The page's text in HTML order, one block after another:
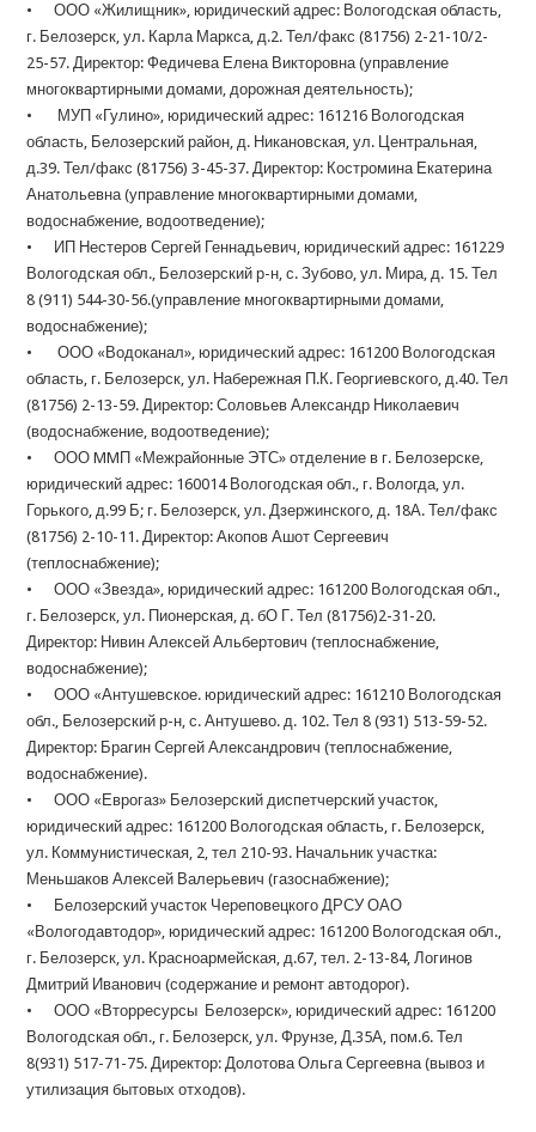
• ООО «Жилищник», юридический адрес: Вологодская область,
г. Белозерск, ул. Карла Маркса, д.2. Тел/факс (81756) 2-21-10/2-
25-57. Директор: Федичева Елена Викторовна (управление
многоквартирными домами, дорожная деятельность);
• МУП «Гулино», юридический адрес: 161216 Вологодская
область, Белозерский район, д. Никановская, ул. Центральная,
д.39. Тел/факс (81756) 3-45-37. Директор: Костромина Екатерина
Анатольевна (управление многоквартирными домами,
водоснабжение, водоотведение);
• ИП Нестеров Сергей Геннадьевич, юридический адрес: 161229
Вологодская обл., Белозерский р-н, с. Зубово, ул. Мира, д. 15. Тел
8 (911) 544-30-56.(управление многоквартирными домами,
водоснабжение);
• ООО «Водоканал», юридический адрес: 161200 Вологодская
область, г. Белозерск, ул. Набережная П.К. Георгиевского, д.40. Тел
(81756) 2-13-59. Директор: Соловьев Александр Николаевич
(водоснабжение, водоотведение);
• ООО MMП «Межрайонные ЭТС» отделение в г. Белозерске,
юридический адрес: 160014 Вологодская обл., г. Вологда, ул.
Горького, д.99 Б; г. Белозерск, ул. Дзержинского, д. 18А. Тел/факс
(81756) 2-10-11. Директор: Акопов Ашот Сергеевич
(теплоснабжение);
• ООО «Звезда», юридический адрес: 161200 Вологодская обл.,
г. Белозерск, ул. Пионерская, д. бО Г. Тел (81756)2-31-20.
Директор: Нивин Алексей Альбертович (теплоснабжение,
водоснабжение);
• ООО «Антушевское. юридический адрес: 161210 Вологодская
обл., Белозерский р-н, с. Антушево. д. 102. Тел 8 (931) 513-59-52.
Директор: Брагин Сергей Александрович (теплоснабжение,
водоснабжение).
• ООО «Еврогаз» Белозерский диспетчерский участок,
юридический адрес: 161200 Вологодская область, г. Белозерск,
ул. Коммунистическая, 2, тел 2­10-93. Начальник участка:
Меньшаков Алексей Валерьевич (газоснабжение);
• Белозерский участок Череповецкого ДРСУ ОАО
«Вологодавтодор», юридический адрес: 161200 Вологодская обл.,
г. Белозерск, ул. Красноармейская, д.67, тел. 2-13-84, Логинов
Дмитрий Иванович (содержание и ремонт автодорог).
• ООО «Вторресурсы Белозерск», юридический адрес: 161200
Вологодская обл., г. Белозерск, ул. Фрунзе, Д.35А, пом.6. Тел
8(931) 517-71-75. Директор: Долотова Ольга Сергеевна (вывоз и
утилизация бытовых отходов).